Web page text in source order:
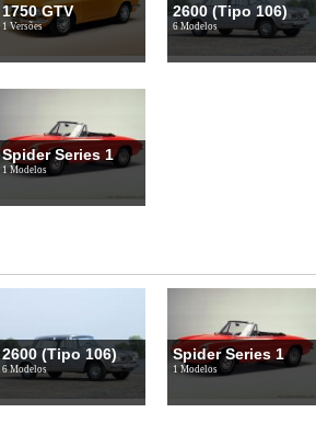
1750 GTV
1 Versões
2600 (Tipo 106)
6 Modelos
Spider Series 1
1 Modelos
2600 (Tipo 106)
6 Modelos
Spider Series 1
1 Modelos